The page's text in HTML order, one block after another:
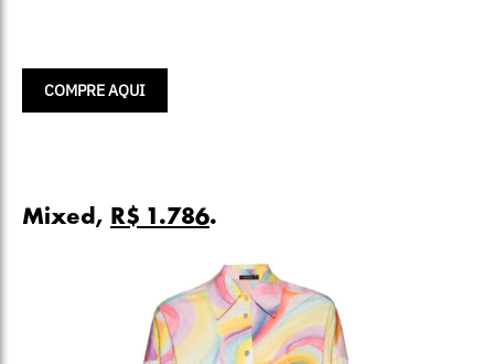
COMPRE AQUI
Mixed, R$ 1.786.